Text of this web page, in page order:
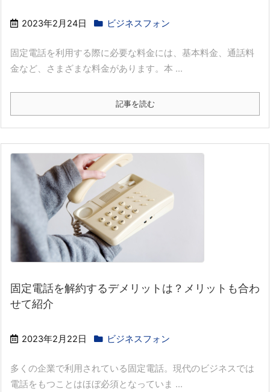
2023年2月24日 ビジネスフォン
固定電話を利用する際に必要な料金には、基本料金、通話料
金など、さまざまな料金があります。本 ...
記事を読む
固定電話を解約するデメリットは？メリットも合わ
せて紹介
2023年2月22日 ビジネスフォン
多くの企業で利用されている固定電話。現代のビジネスでは
電話をもつことはほぼ必須となっていま ...